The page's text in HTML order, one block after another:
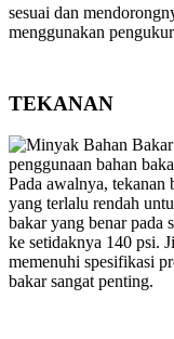
sesuai dan
menggunakan
TEKANAN
Pada awalnya, tekanan
yang terlalu rendah
bakar yang benar pada
ke setidaknya 140 psi.
memenuhi spesifikasi
bakar sangat penting.